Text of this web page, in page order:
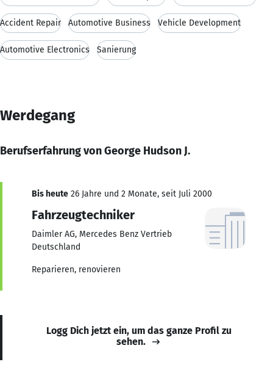
Accident Repair Automotive Business Vehicle Development
Automotive Electronics Sanierung
Werdegang
Berufserfahrung von George Hudson J.
Bis heute 26 Jahre und 2 Monate, seit Juli 2000
Fahrzeugtechniker
Daimler AG, Mercedes Benz Vertrieb
Deutschland
Reparieren, renovieren
Logg Dich jetzt ein, um das ganze Profil zu
sehen.